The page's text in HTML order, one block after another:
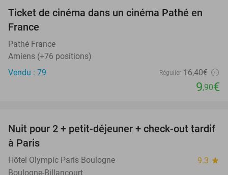
40%
Ticket de cinéma dans un cinéma Pathé en
France
Pathé France
Amiens (+76 positions)
Vendu : 79
Régulier 16,40€
9,90€
62%
Nuit pour 2 + petit-déjeuner + check-out tardif
à Paris
Hôtel Olympic Paris Boulogne 9.3 star
Boulogne-Billancourt